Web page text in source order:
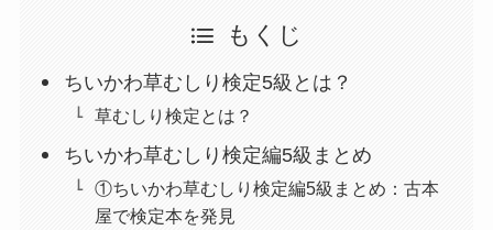
もくじ
ちいかわ草むしり検定5級とは？
草むしり検定とは？
ちいかわ草むしり検定編5級まとめ
①ちいかわ草むしり検定編5級まとめ：古本
屋で検定本を発見